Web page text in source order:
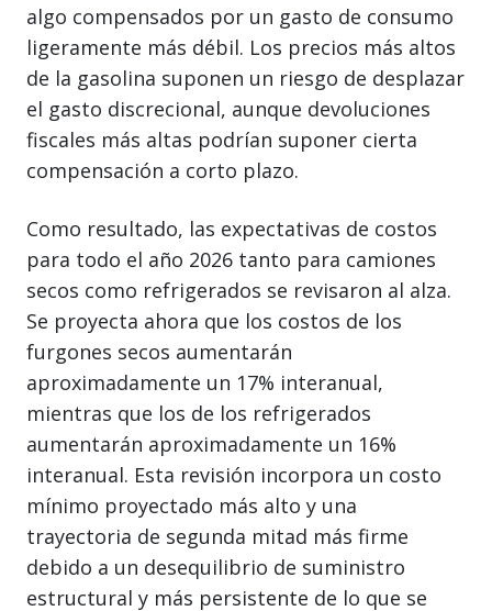
algo compensados por un gasto de consumo
ligeramente más débil. Los precios más altos
de la gasolina suponen un riesgo de desplazar
el gasto discrecional, aunque devoluciones
fiscales más altas podrían suponer cierta
compensación a corto plazo.
Como resultado, las expectativas de costos
para todo el año 2026 tanto para camiones
secos como refrigerados se revisaron al alza.
Se proyecta ahora que los costos de los
furgones secos aumentarán
aproximadamente un 17% interanual,
mientras que los de los refrigerados
aumentarán aproximadamente un 16%
interanual. Esta revisión incorpora un costo
mínimo proyectado más alto y una
trayectoria de segunda mitad más firme
debido a un desequilibrio de suministro
estructural y más persistente de lo que se